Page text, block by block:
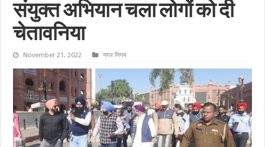
संयुक्त अभियान चला लोगों को दी
चेतावनिया
November 21, 2022 नगर निगम